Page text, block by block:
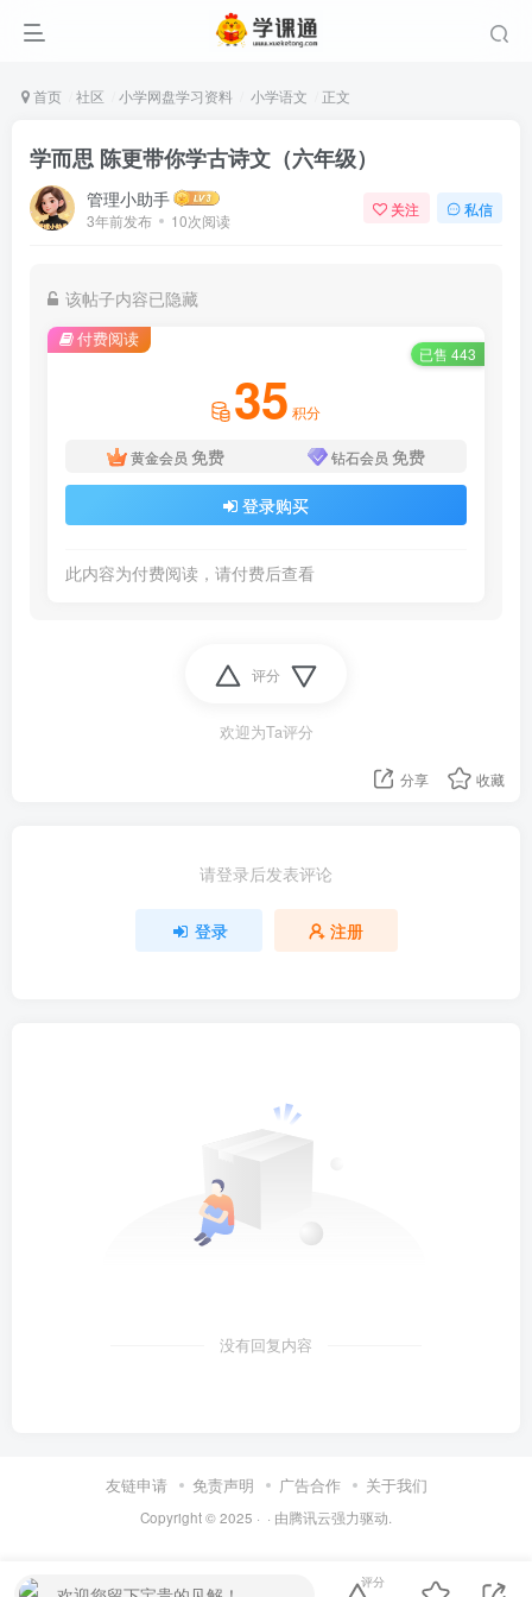
首页 社区 小学网盘学习资料 小学语文 正文
学而思 陈更带你学古诗文（六年级）
管理小助手
3年前发布 10次阅读
关注 私信
该帖子内容已隐藏
付费阅读
已售 443
35 积分
黄金会员 免费 钻石会员 免费
登录购买
此内容为付费阅读，请付费后查看
评分
欢迎为Ta评分
分享 收藏
请登录后发表评论
登录 注册
没有回复内容
友链申请 免责声明 广告合作 关于我们
Copyright © 2025 · · 由腾讯云强力驱动.
评分